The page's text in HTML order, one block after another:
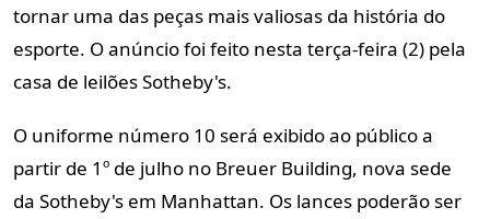
tornar uma das peças mais valiosas da história do
esporte. O anúncio foi feito nesta terça-feira (2) pela
casa de leilões Sotheby's.
O uniforme número 10 será exibido ao público a
partir de 1º de julho no Breuer Building, nova sede
da Sotheby's em Manhattan. Os lances poderão ser